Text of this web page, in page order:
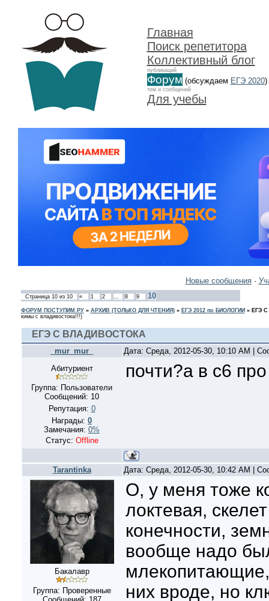
Главная
Поиск репетитора
Коллективный блог
публикаций
Форум (обсуждаем ЕГЭ 2020)
тем и сообщений
Для учебы
Новые сообщения·
Страница 10из 10 « 1 2 … 8 9 10
ФОРУМ ПОСТУПИМ.РУ» АРХИВ (ТОЛЬКО ДЛЯ ЧТЕНИЯ)» ЕГЭ 2012 по БИОЛОГИИ » ЕГЭ
кимы с владивостока!!!)
ЕГЭ С ВЛАДИВОСТОКА
_mur_mur_
Дата: Среда, 2012-05-30, 10:10 AM |
Абитуриент
Группа: Пользователи
Сообщений: 10
Репутация: 0
Награды: 0
Замечания: 0%
Статус: Offline
почти?а в с6
Tarantinka Дата: Среда, 2012-05-30, 10:42 AM |
Бакалавр
Группа: Проверенные
О, у меня тоже
локтевая,
конечности,
вообще надо
млекопитающие,
них вроде, но